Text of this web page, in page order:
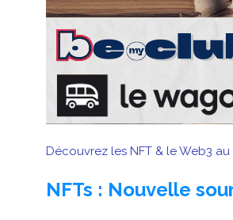
Découvrez les NFT & le Web3
NFTs : Nouvelle